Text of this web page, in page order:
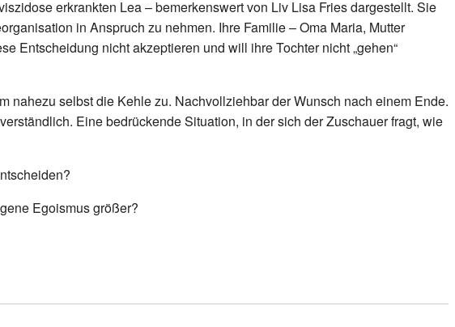
erkrankten Lea – bemerkenswert von Liv Lisa Fries dargestellt. Sie
in Anspruch zu nehmen. Ihre Familie – Oma Maria, Mutter
Entscheidung nicht akzeptieren und will ihre Tochter nicht „gehen“
selbst die Kehle zu. Nachvollziehbar der Wunsch nach einem Ende.
Eine bedrückende Situation, in der sich der Zuschauer fragt, wie
Egoismus größer?